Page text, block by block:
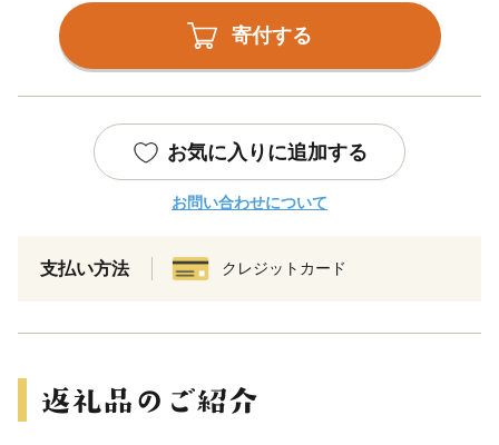
寄付する
お気に入りに追加する
お問い合わせについて
支払い方法 クレジットカード